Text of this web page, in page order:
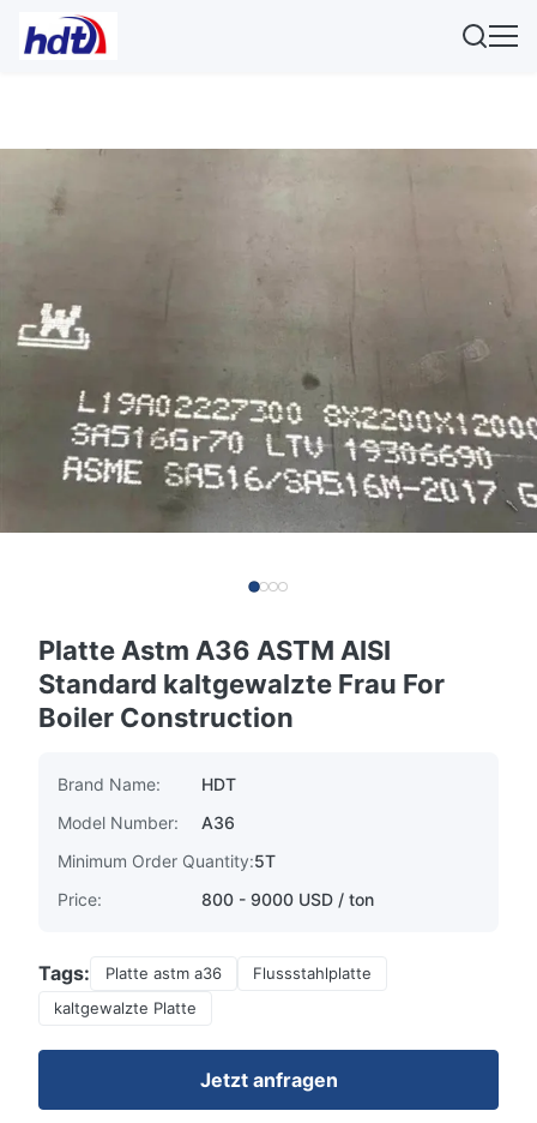
Platte Astm A36 ASTM AISI
Standard kaltgewalzte Frau For
Boiler Construction
Brand Name:
HDT
Model Number:
A36
Minimum Order Quantity:5T
Price:
800 - 9000 USD / ton
Tags: Platte astm a36
Flussstahlplatte
kaltgewalzte Platte
Jetzt anfragen